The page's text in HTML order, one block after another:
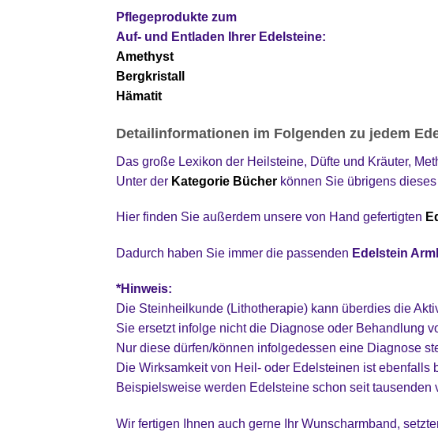
Pflegeprodukte zum
Auf- und Entladen Ihrer Edelsteine:
Amethyst
Bergkristall
Hämatit
Detailinformationen im Folgenden zu jedem
Das große Lexikon der Heilsteine, Düfte und Kräuter,
Unter der Kategorie Bücher können Sie übrigens
Hier finden Sie außerdem unsere von Hand gefertigten
Dadurch haben Sie immer die passenden Edelstein
*Hinweis:
Die Steinheilkunde (Lithotherapie) kann überdies die
Sie ersetzt infolge nicht die Diagnose oder Behandlung
Nur diese dürfen/können infolgedessen eine Diagnose
Die Wirksamkeit von Heil- oder Edelsteinen ist ebenfalls
Beispielsweise werden Edelsteine schon seit
Wir fertigen Ihnen auch gerne Ihr Wunscharmband,